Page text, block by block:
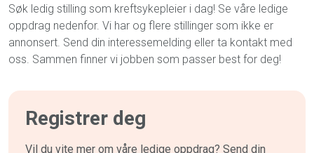
Søk ledig stilling som kreftsykepleier i dag! Se våre ledige
oppdrag nedenfor. Vi har og flere stillinger som ikke er
annonsert. Send din interessemelding eller ta kontakt med
oss. Sammen finner vi jobben som passer best for deg!
Registrer deg
Vil du vite mer om våre ledige oppdrag? Send din